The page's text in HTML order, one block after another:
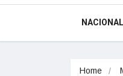
NACIONAL
Home